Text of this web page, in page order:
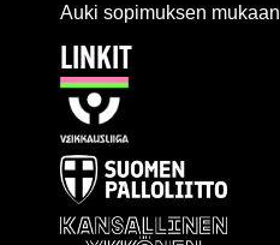
Auki sopimuksen mukaan
LINKIT